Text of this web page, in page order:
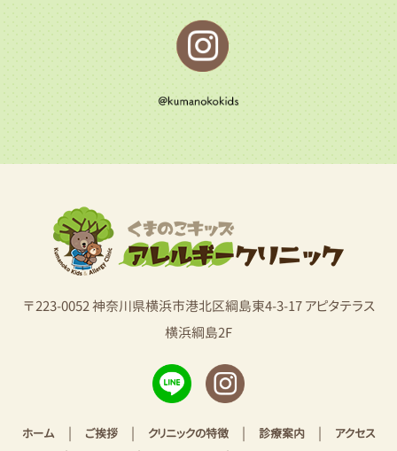
〒223-0052 神奈川県横浜市港北区綱島東4-3-17 アピタテラス
横浜綱島2F
ホーム| ご挨拶| クリニックの特徴| 診療案内| アクセス